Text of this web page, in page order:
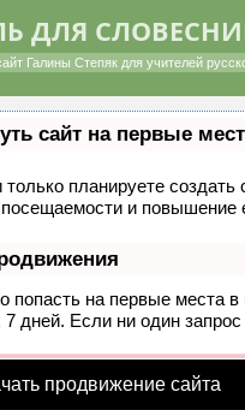
ДЛЯ
Галины Степяк для учителей
сайт на первые
планируете
и повышение
попасть на первые места
дней. Если ни один
продвижение сайта